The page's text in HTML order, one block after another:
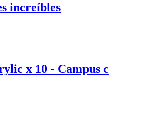
increíbles
x 10 - Campus c